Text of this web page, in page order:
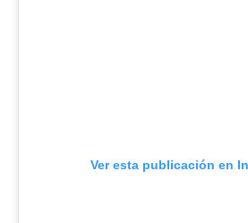
Ver esta publicación en